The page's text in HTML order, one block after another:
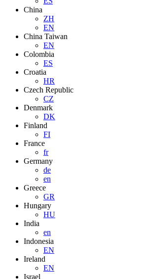
China
ZH
EN
China Taiwan
EN
Colombia
ES
Croatia
HR
Czech Republic
CZ
Denmark
DK
Finland
FI
France
fr
Germany
de
en
Greece
GR
Hungary
HU
India
en
Indonesia
EN
Ireland
EN
Israel